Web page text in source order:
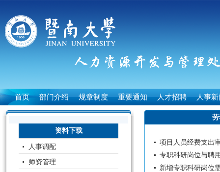
首页 部门介绍 规章制度 重要通知 人才招聘 人事新
资料下载
人事调配
师资管理
项目人员经费支出
专职科研岗位与聘
新增专职科研岗位